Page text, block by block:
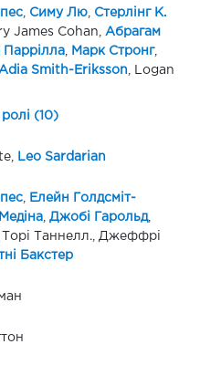
, Симу Лю,
Стерлінг К.
James Cohan,
Абрагам
, Марк Стронг,
Adia Smith-Eriksson , Logan
(10)
Leo Sardarian
,
Елейн Голдсміт-
, Джобі Гарольд,
Таннелл., Джеффрі
Бакстер